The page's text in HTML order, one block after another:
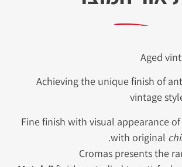
Aged
Achieving the unique finish of
vintage
Fine finish with visual appearance
with original
Cromas presents the